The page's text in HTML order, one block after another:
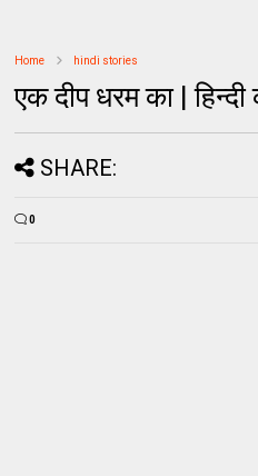
Home hindi stories
एक दीप धरम का | हिन्दी
SHARE:
0